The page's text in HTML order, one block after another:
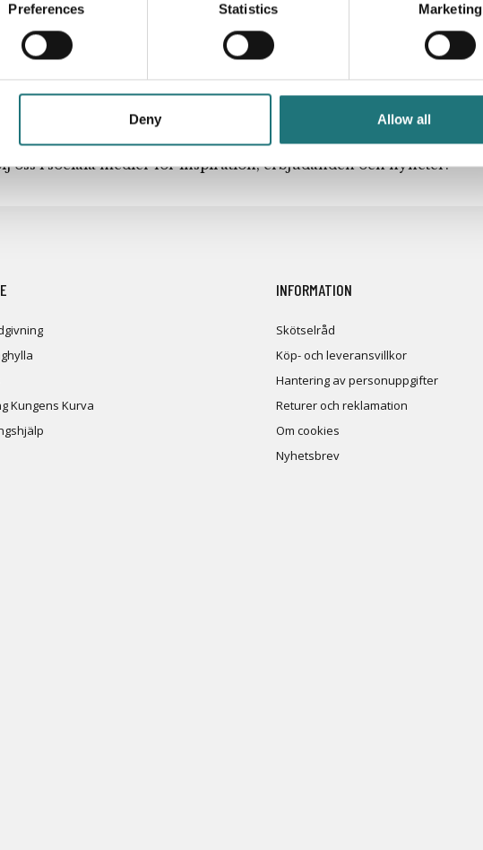
Preferences Statistics Marketing
Deny Allow all
oss i sociala medier för inspiration, erbjudanden och nyheter!
Kungens Kurva
INFORMATION
Skötselråd
Köp- och leveransvillkor
Hantering av personuppgifter
Returer och reklamation
Om cookies
Nyhetsbrev